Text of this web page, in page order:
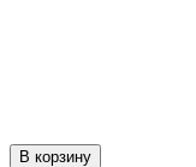
В корзину